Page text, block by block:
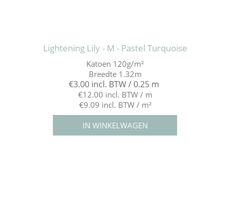
Lightening Lily - M - Pastel Turquoise
Katoen 120g/m²
Breedte 1.32m
€3.00 incl. BTW / 0.25 m
€12.00 incl. BTW / m
€9.09 incl. BTW / m²